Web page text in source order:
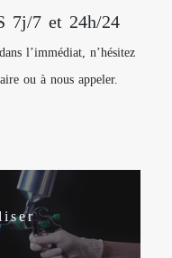
7j/7 et 24h/24
l’immédiat, n’hésitez
ou à nous appeler.